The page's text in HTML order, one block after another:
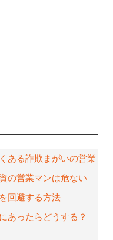
ある詐欺まがいの営業
の営業マンは危ない
回避する方法
あったらどうする？